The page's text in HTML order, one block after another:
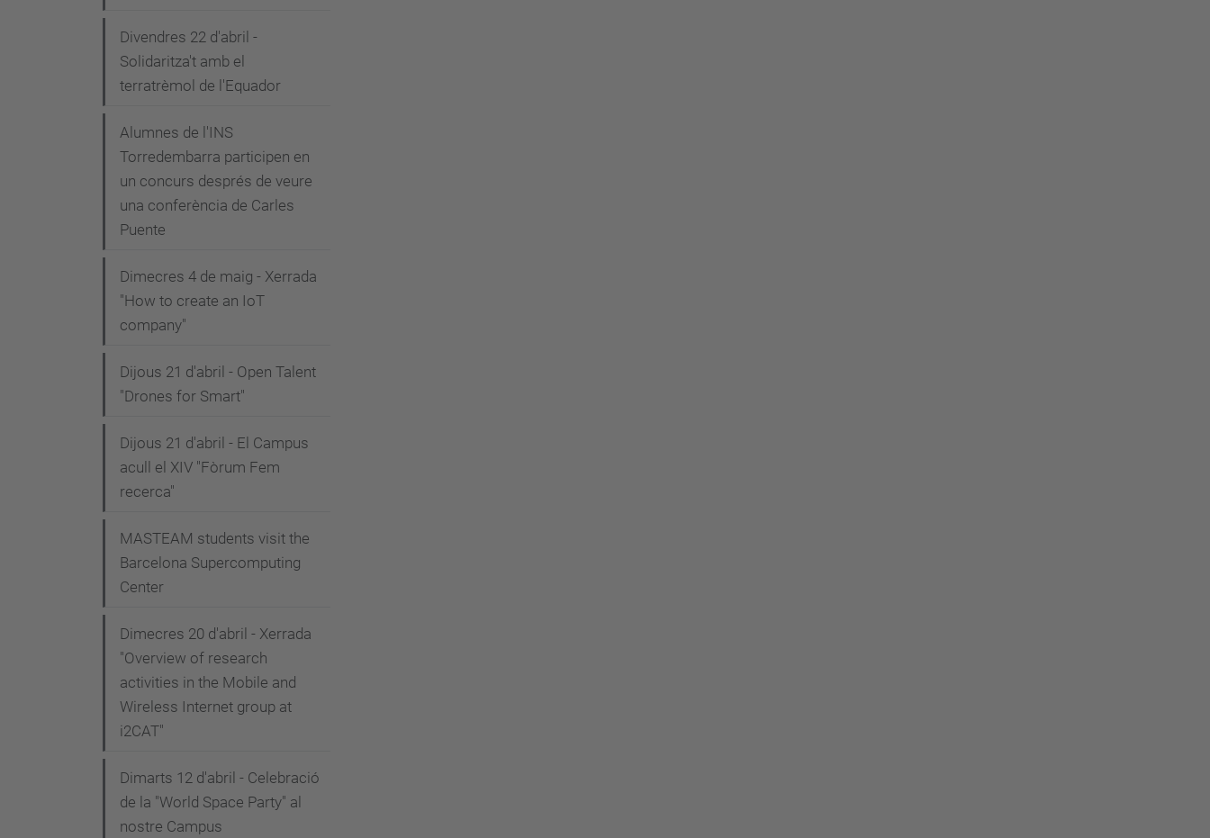
Divendres 22 d'abril -
Solidaritza't amb el
terratrèmol de l'Equador
Alumnes de l'INS
Torredembarra participen en
un concurs després de veure
una conferència de Carles
Puente
Dimecres 4 de maig - Xerrada
"How to create an IoT
company"
Dijous 21 d'abril - Open Talent
"Drones for Smart"
Dijous 21 d'abril - El Campus
acull el XIV "Fòrum Fem
recerca"
MASTEAM students visit the
Barcelona Supercomputing
Center
Dimecres 20 d'abril - Xerrada
"Overview of research
activities in the Mobile and
Wireless Internet group at
i2CAT"
Dimarts 12 d'abril - Celebració
de la "World Space Party" al
nostre Campus